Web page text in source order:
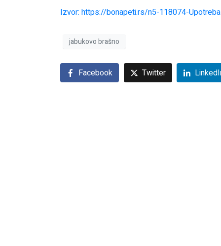
Izvor: https://bonapeti.rs/n5-118074-
jabukovo brašno
Facebook Twitter